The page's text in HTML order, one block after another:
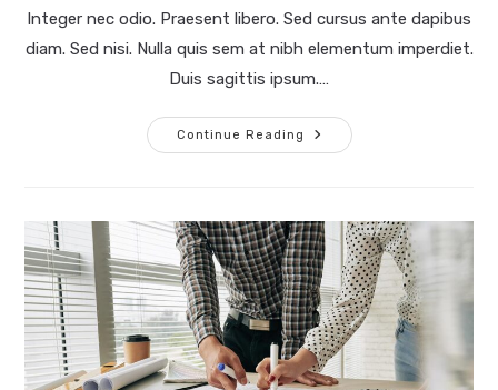
Integer nec odio. Praesent libero. Sed cursus ante dapibus
diam. Sed nisi. Nulla quis sem at nibh elementum imperdiet.
Duis sagittis ipsum.…
Continue Reading